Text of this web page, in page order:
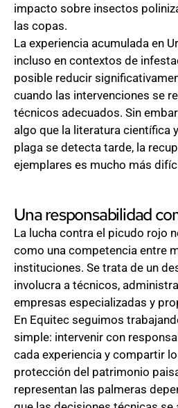
impacto sobre insectos
las copas.
La experiencia acumulada en
incluso en contextos de
posible reducir
cuando las intervenciones se
técnicos adecuados. Sin
algo que la literatura científica
plaga se detecta tarde, la
ejemplares es mucho más
Una responsabilidad
La lucha contra el picudo rojo
como una competencia entre
instituciones. Se trata de un
involucra a técnicos,
empresas especializadas y
En Equitec seguimos
simple: intervenir con
cada experiencia y compartir
protección del patrimonio
representan las palmeras